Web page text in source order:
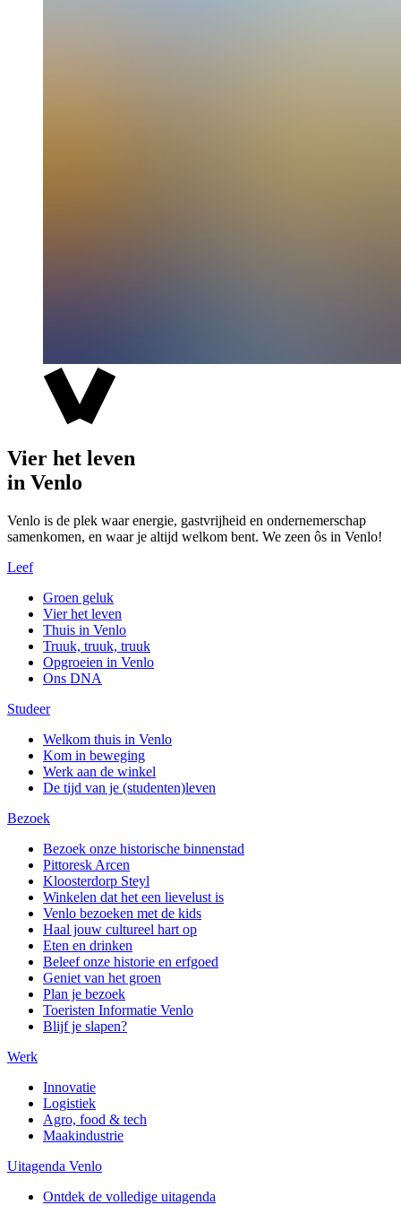
Vier het leven
in Venlo
Venlo is de plek waar energie, gastvrijheid en ondernemerschap
samenkomen, en waar je altijd welkom bent. We zeen ôs in Venlo!
Leef
Groen geluk
Vier het leven
Thuis in Venlo
Truuk, truuk, truuk
Opgroeien in Venlo
Ons DNA
Studeer
Welkom thuis in Venlo
Kom in beweging
Werk aan de winkel
De tijd van je (studenten)leven
Bezoek
Bezoek onze historische binnenstad
Pittoresk Arcen
Kloosterdorp Steyl
Winkelen dat het een lievelust is
Venlo bezoeken met de kids
Haal jouw cultureel hart op
Eten en drinken
Beleef onze historie en erfgoed
Geniet van het groen
Plan je bezoek
Toeristen Informatie Venlo
Blijf je slapen?
Werk
Innovatie
Logistiek
Agro, food & tech
Maakindustrie
Uitagenda Venlo
Ontdek de volledige uitagenda